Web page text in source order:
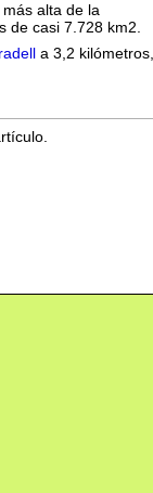
alta de la
de casi 7.728 km2.
a 3,2 kilómetros,